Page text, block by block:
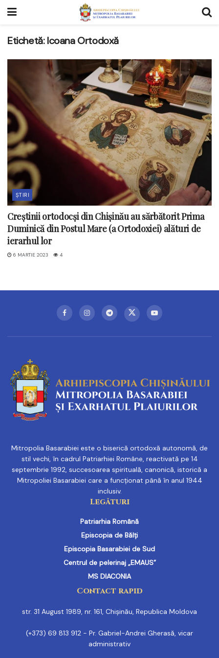
Etichetă:Icoana Ortodoxă
ȘTIRI
Creștinii ortodocși din Chișinău au sărbătorit Prima
Duminică din Postul Mare (a Ortodoxiei) alături de
ierarhul lor
6 MARTIE 2023 4
Mitropolia Basarabiei este o biserică ortodoxă autonomă, de
stil vechi, în cadrul Patriarhiei Române, reactivată pe 14
septembrie 1992, succesoarea spirituală, canonică, istorică a
Mitropoliei Basarabiei care a funcționat până în anul 1944
inclusiv.
Legături
Patriarhia Română
Episcopia de Bălți
Episcopia Basarabiei de Sud
Centrul de pelerinaj „EMAUS”
MS DIACONIA
Contact rapid
str. 31 August 1989, nr. 161, Chișinău, Republica Moldova
(+373) 69 813 912 - Pr. Gabriel-Andrei Gherasă, vicar
administrativ